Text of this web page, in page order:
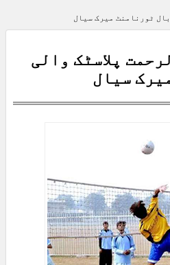
ٹورنامنٹ میرک سیال
پلاسٹک والی
سیال